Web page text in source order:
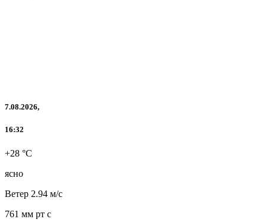
7.08.2026,
16:32
+28 °C
ясно
Ветер 2.94 м/с
761 мм рт с